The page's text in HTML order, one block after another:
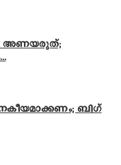
അണയരുത്;
ബിഗ്